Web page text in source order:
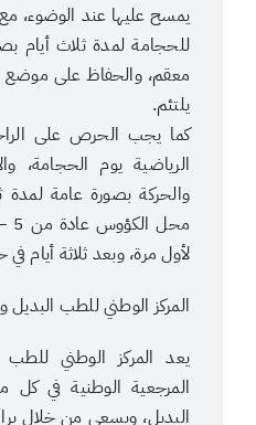
يمسح عليها عند الوضوء، مع
للحجامة لمدة ثلاث أيام
معقم، والحفاظ على موضع
يلتئم.
كما يجب الحرص على
الرياضية يوم الحجامة،
والحركة بصورة عامة لمدة
لأول مرة، وبعد ثلاثة أيام
المركز الوطني للطب البديل
يعد المركز الوطني للطب
المرجعية الوطنية في
البديل، ويسعى من خلال